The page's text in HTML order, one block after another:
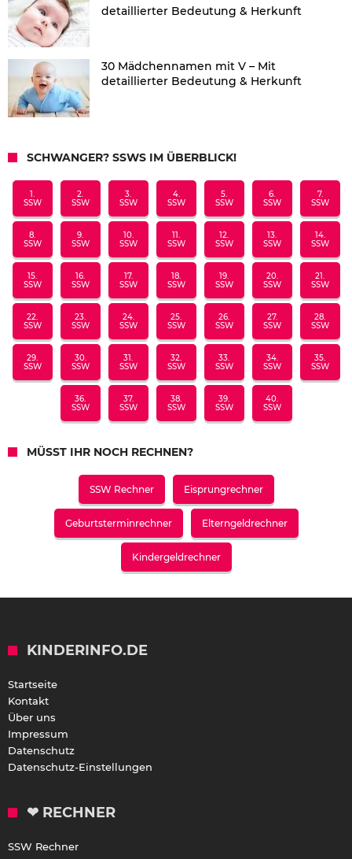
detaillierter Bedeutung & Herkunft
30 Mädchennamen mit V – Mit
detaillierter Bedeutung & Herkunft
SCHWANGER? SSWS IM ÜBERBLICK!
1.
SSW
2.
SSW
3.
SSW
4.
SSW
5.
SSW
6.
SSW
7.
SSW
8.
SSW
9.
SSW
10.
SSW
11.
SSW
12.
SSW
13.
SSW
14.
SSW
15.
SSW
16.
SSW
17.
SSW
18.
SSW
19.
SSW
20.
SSW
21.
SSW
22.
SSW
23.
SSW
24.
SSW
25.
SSW
26.
SSW
27.
SSW
28.
SSW
29.
SSW
30.
SSW
31.
SSW
32.
SSW
33.
SSW
34.
SSW
35.
SSW
36.
SSW
37.
SSW
38.
SSW
39.
SSW
40.
SSW
MÜSST IHR NOCH RECHNEN?
SSW Rechner Eisprungrechner
Geburtsterminrechner Elterngeldrechner
Kindergeldrechner
KINDERINFO.DE
Startseite
Kontakt
Über uns
Impressum
Datenschutz
Datenschutz-Einstellungen
❤ RECHNER
SSW Rechner